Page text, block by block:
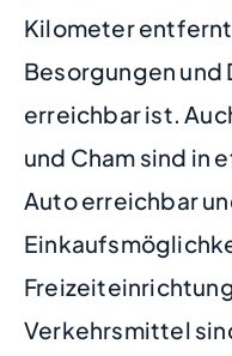
Kilometer
Besorgungen
erreichbar ist.
und Cham sind in
Auto erreichbar
Verkehrsmittel